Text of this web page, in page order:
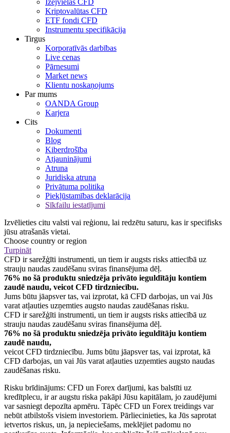
Kriptovalūtas CFD
ETF fondi CFD
Instrumentu specifikācija
Tirgus
Korporatīvās darbības
Live cenas
Pārnesumi
Market news
Klientu noskaņojums
Par mums
OANDA Group
Karjera
Cits
Dokumenti
Blog
Kiberdrošība
Atjauninājumi
Atruna
Juridiska atruna
Privātuma politika
Piekļūstamības deklarācija
Sīkfailu iestatījumi
Izvēlieties citu valsti vai reģionu, lai redzētu saturu, kas ir specifisks
jūsu atrašanās vietai.
Choose country or region
Turpināt
CFD ir sarežģīti instrumenti, un tiem ir augsts risks attiecībā uz
strauju naudas zaudēšanu sviras finansējuma dēļ.
76% no šā produktu sniedzēja privāto ieguldītāju kontiem
zaudē naudu, veicot CFD tirdzniecību.
Jums būtu jāapsver tas, vai izprotat, kā CFD darbojas, un vai Jūs
varat atļauties uzņemties augsto naudas zaudēšanas risku.
CFD ir sarežģīti instrumenti, un tiem ir augsts risks attiecībā uz
strauju naudas zaudēšanu sviras finansējuma dēļ.
76% no šā produktu sniedzēja privāto ieguldītāju kontiem
zaudē naudu,
veicot CFD tirdzniecību. Jums būtu jāapsver tas, vai izprotat, kā
CFD darbojas, un vai Jūs varat atļauties uzņemties augsto naudas
zaudēšanas risku.
Risku brīdinājums: CFD un Forex darījumi, kas balstīti uz
kredītplecu, ir ar augstu riska pakāpi Jūsu kapitālam, jo zaudējumi
var sasniegt depozīta apmēru. Tāpēc CFD un Forex treidings var
nebūt atbilstošs visiem investoriem. Pārliecinieties, ka Jūs saprotat
ietvertos riskus, un, ja nepieciešams, meklējiet padomu no